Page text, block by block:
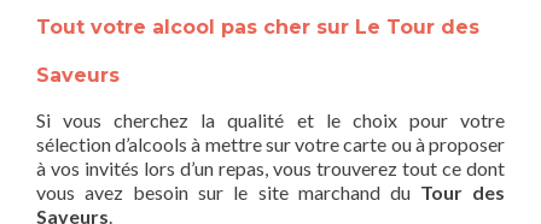
Tout votre alcool pas cher sur Le Tour des
Saveurs
Si vous cherchez la qualité et le choix pour votre
sélection d’alcools à mettre sur votre carte ou à proposer
à vos invités lors d’un repas, vous trouverez tout ce dont
vous avez besoin sur le site marchand du Tour des
Saveurs.